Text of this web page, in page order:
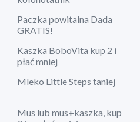
Paczka powitalna Dada
GRATIS!
Kaszka BoboVita kup 2 i
płać mniej
Mleko Little Steps taniej
Mus lub mus+kaszka, kup